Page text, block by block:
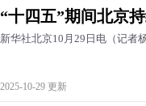
“十四五”期间北京
新华社北京10月29日电（记者
2025-10-29 更新